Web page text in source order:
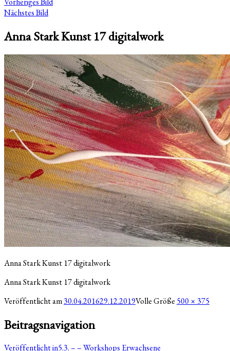
Nächstes Bild
Anna Stark Kunst 17 digitalwork
Anna Stark Kunst 17 digitalwork
Anna Stark Kunst 17 digitalwork
Veröffentlicht am30.04.201629.12.2019Volle Größe 500 × 375
Beitragsnavigation
Veröffentlicht in5.3. – – Workshops Erwachsene